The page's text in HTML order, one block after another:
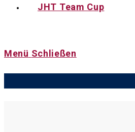
JHT Team Cup
Menü Schließen